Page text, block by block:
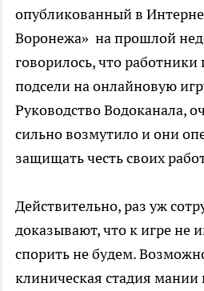
опубликованный в
Воронежа» на прошлой
говорилось, что
подсели на онлайновую
Руководство Водоканала,
сильно возмутило и они
защищать честь своих
Действительно, раз уж
доказывают, что к игре не
спорить не будем.
клиническая стадия